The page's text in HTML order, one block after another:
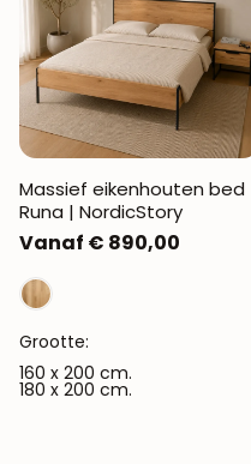
Massief eikenhouten bed
Runa | NordicStory
Normale
prijs
Vanaf € 890,00
Grootte:
160 x 200 cm.
180 x 200 cm.